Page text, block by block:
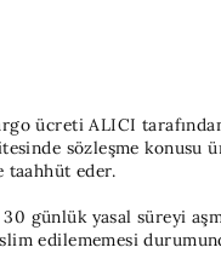
ücreti ALICI
sözleşme
taahhüt eder.
günlük yasal süreyi
edilememesi